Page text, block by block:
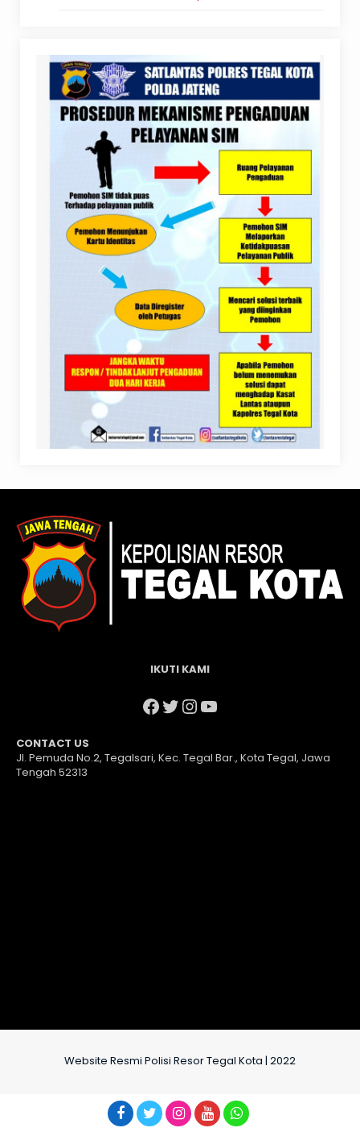
IKUTI KAMI
Facebook
Twitter
Instagram
YouTube
CONTACT US
Jl. Pemuda No.2, Tegalsari, Kec. Tegal Bar., Kota Tegal, Jawa
Tengah 52313
Website Resmi Polisi Resor Tegal Kota | 2022